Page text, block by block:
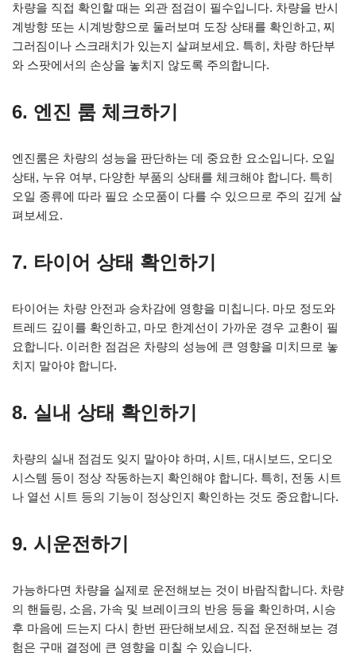
차량을 직접 확인할 때는 외관 점검이 필수입니다. 차량을 반시
계방향 또는 시계방향으로 둘러보며 도장 상태를 확인하고, 찌
그러짐이나 스크래치가 있는지 살펴보세요. 특히, 차량 하단부
와 스팟에서의 손상을 놓치지 않도록 주의합니다.
6. 엔진 룸 체크하기
엔진룸은 차량의 성능을 판단하는 데 중요한 요소입니다. 오일
상태, 누유 여부, 다양한 부품의 상태를 체크해야 합니다. 특히
오일 종류에 따라 필요 소모품이 다를 수 있으므로 주의 깊게 살
펴보세요.
7. 타이어 상태 확인하기
타이어는 차량 안전과 승차감에 영향을 미칩니다. 마모 정도와
트레드 깊이를 확인하고, 마모 한계선이 가까운 경우 교환이 필
요합니다. 이러한 점검은 차량의 성능에 큰 영향을 미치므로 놓
치지 말아야 합니다.
8. 실내 상태 확인하기
차량의 실내 점검도 잊지 말아야 하며, 시트, 대시보드, 오디오
시스템 등이 정상 작동하는지 확인해야 합니다. 특히, 전동 시트
나 열선 시트 등의 기능이 정상인지 확인하는 것도 중요합니다.
9. 시운전하기
가능하다면 차량을 실제로 운전해보는 것이 바람직합니다. 차량
의 핸들링, 소음, 가속 및 브레이크의 반응 등을 확인하며, 시승
후 마음에 드는지 다시 한번 판단해보세요. 직접 운전해보는 경
험은 구매 결정에 큰 영향을 미칠 수 있습니다.